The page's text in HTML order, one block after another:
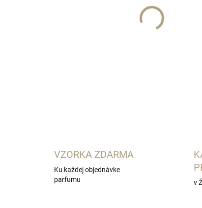
Giardini di
VZORKA ZDARMA
Ku každej objednávke
parfumu
v